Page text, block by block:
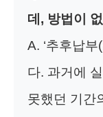
데, 방법이
A. ‘추후납
다. 과거에
못했던 기간